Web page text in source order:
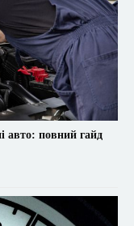
авто: повний гайд